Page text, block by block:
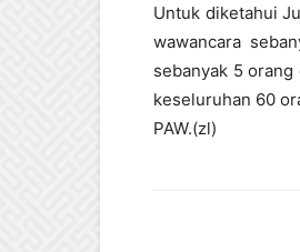
Untuk diketahui
wawancara
sebanyak 5
keseluruhan 60
PAW.(zl)